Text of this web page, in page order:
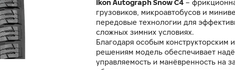
Ikon Autograph Snow C4 –
грузовиков, микроавтобусов и
передовые технологии для
сложных зимних условиях.
Благодаря особым конструкторским
решениям модель обеспечивает
управляемость и манёвренность на